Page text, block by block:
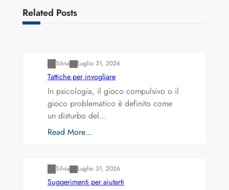
Related Posts
Silvia Luglio 31, 2026
Tattiche per invogliare
In psicologia, il gioco compulsivo o il
gioco problematico è definito come
un disturbo del…
Read More…
Silvia Luglio 31, 2026
Suggerimenti per aiutarti